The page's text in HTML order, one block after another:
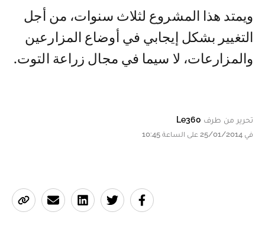
ويمتد هذا المشروع لثلاث سنوات، من أجل
التغيير بشكل إيجابي في أوضاع المزارعين
والمزارعات، لا سيما في مجال زراعة التوت.
تحرير من طرف Le360
في 25/01/2014 على الساعة 10:45